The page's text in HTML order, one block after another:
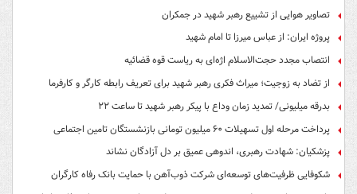
تصاویر هوایی از تشییع رهبر شهید در جمکران
پروژه ایران: از عباس میرزا تا امام شهید
انتصاب مجدد حجت‌الاسلام اژه‌ای به ریاست قوه‌ قضائیه
از تضاد به زوجیت؛ میراث فکری رهبر شهید برای تعریف رابطه کارگر و کارفرما
بدرقه میلیونی/ تمدید زمان وداع با پیکر رهبر شهید تا ساعت ۲۲
پرداخت مرحله اول تسهیلات ۶۰ میلیون تومانی بازنشستگان تامین اجتماعی
پزشکیان: شهادت رهبری، اندوهی عمیق بر دل آزادگان نشاند
شکوفایی ظرفیت‌های توسعه‌ای شرکت ذوب‌آهن با حمایت‌ بانک رفاه کارگران